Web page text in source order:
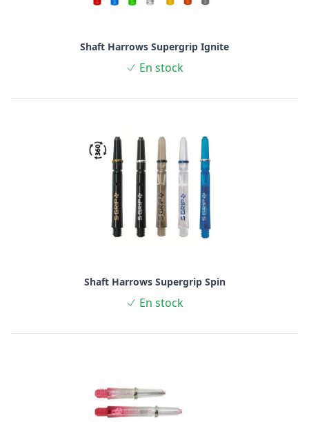
Shaft Harrows Supergrip Ignite
En stock
Shaft Harrows Supergrip Spin
En stock